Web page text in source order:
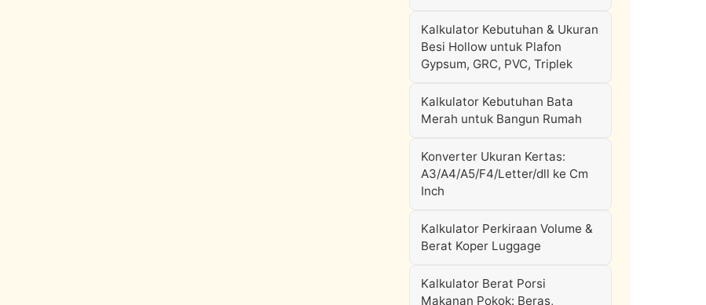
Kalkulator Kebutuhan & Ukuran
Besi Hollow untuk Plafon
Gypsum, GRC, PVC, Triplek
Kalkulator Kebutuhan Bata
Merah untuk Bangun Rumah
Konverter Ukuran Kertas:
A3/A4/A5/F4/Letter/dll ke Cm
Inch
Kalkulator Perkiraan Volume &
Berat Koper Luggage
Kalkulator Berat Porsi
Makanan Pokok: Beras,